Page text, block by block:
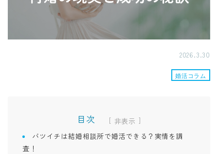
2026.3.30
婚活コラム
目次 [
]
バツイチは結婚相談所で婚活できる？実情を調
査！